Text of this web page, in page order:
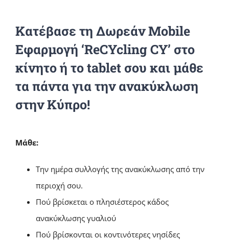
Κατέβασε τη Δωρεάν Mobile
Εφαρμογή ‘ReCYcling CY’ στο
κίνητο ή το tablet σου και μάθε
τα πάντα για την ανακύκλωση
στην Κύπρο!
Mάθε:
Tην ημέρα συλλογής της ανακύκλωσης από την
περιοχή σου.
Πού βρίσκεται ο πλησιέστερος κάδος
ανακύκλωσης γυαλιού
Πού βρίσκονται οι κοντινότερες νησίδες